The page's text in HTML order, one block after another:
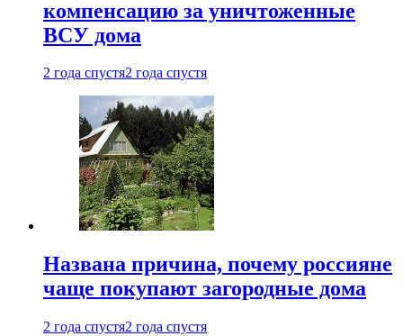
компенсацию за уничтоженные
ВСУ дома
2 года спустя2 года спустя
Названа причина, почему россияне
чаще покупают загородные дома
2 года спустя2 года спустя